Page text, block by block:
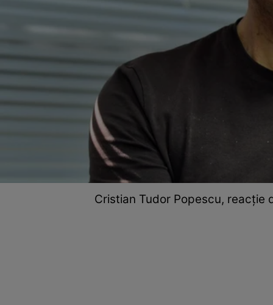
Cristian Tudor Popescu, reacție